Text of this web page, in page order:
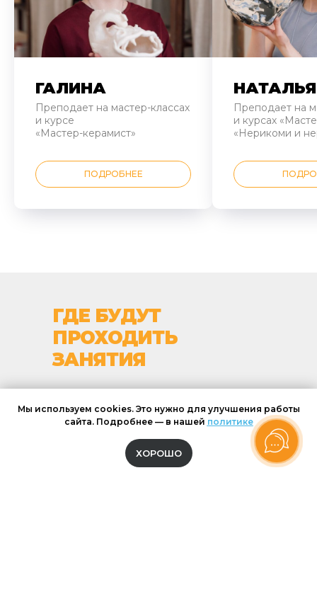
ГАЛИНА
Преподает на мастер-классах
и курсе
«Мастер-керамист»
ПОДРОБНЕЕ
НАТАЛЬЯ
Преподает на
и курсах
«Нерикоми и
ул. Марата, 50
(м. Владимирская)
ГДЕ БУДУТ
ПРОХОДИТЬ
ЗАНЯТИЯ
Мы используем cookies. Это нужно для улучшения работы
сайта. Подробнее — в нашей политике
ХОРОШО